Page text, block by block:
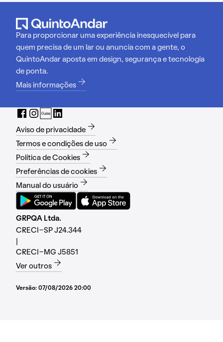
Para proporcionar uma experiência inesquecível para
quem precisa de um lar ou anuncia com a gente, o
QuintoAndar aposta em design, segurança e tecnologia
de ponta.
Mais informações
Aviso de privacidade
Termos e condições de uso
Política de Cookies
Preferências de cookies
Manual do usuário
GRPQA Ltda.
CRECI-SP J24.344
CRECI-MG J5851
Ver outros
Versão: 07/08/2026 20:00